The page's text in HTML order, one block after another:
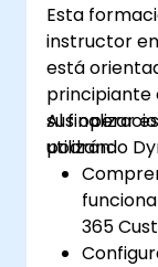
Esta
instructor
está
principiante
sus
utilizando
Al finalizar
podrán:
365